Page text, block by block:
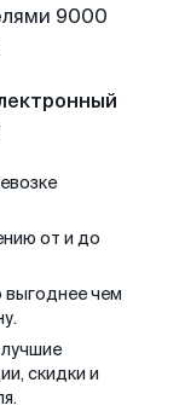
9000
от и до
выгоднее чем
скидки и